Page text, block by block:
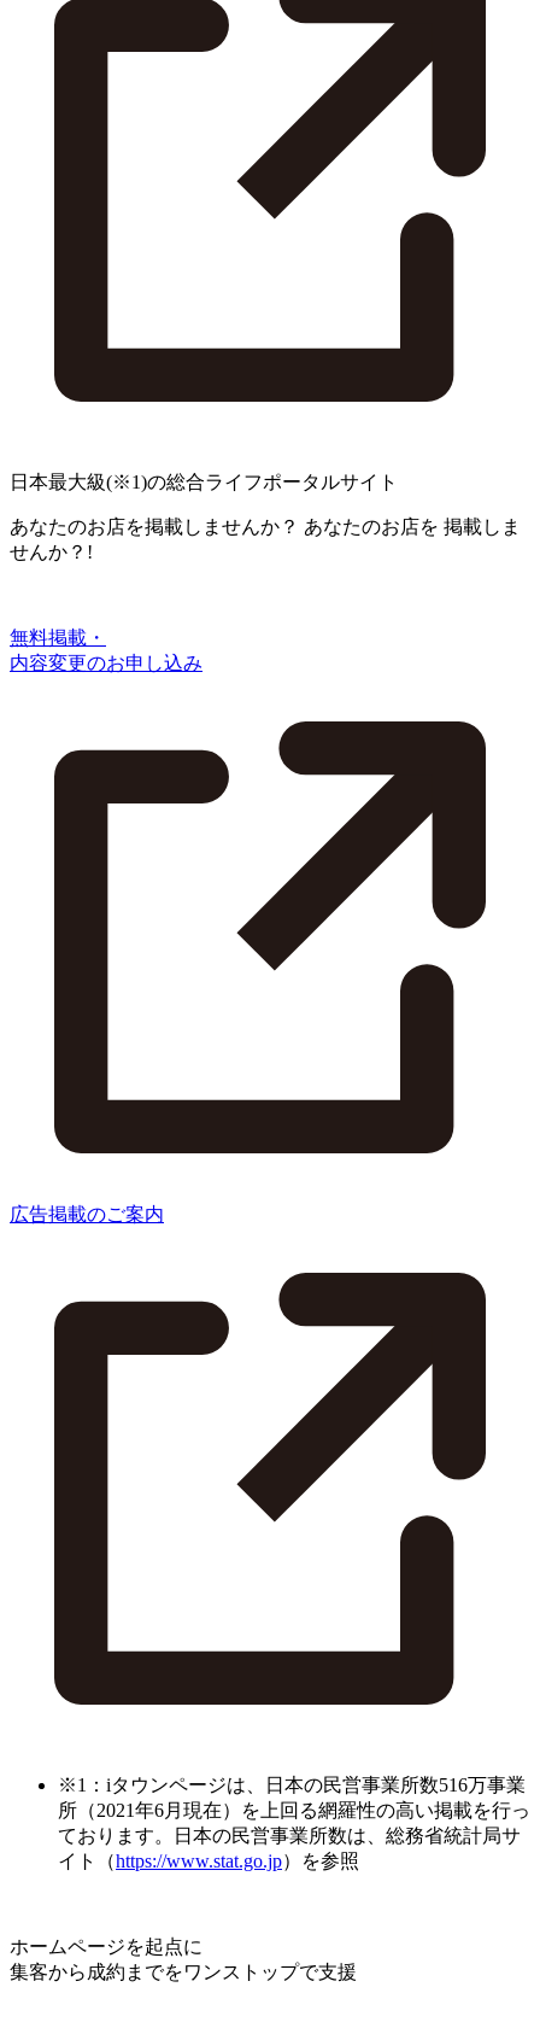
日本最大級(※1)の総合ライフポータルサイト
あなたのお店を掲載しませんか？ あなたのお店を 掲載しま
せんか？!
無料掲載・
内容変更のお申し込み
広告掲載のご案内
※1：iタウンページは、日本の民営事業所数516万事業
所（2021年6月現在）を上回る網羅性の高い掲載を行っ
ております。日本の民営事業所数は、総務省統計局サ
イト（https://www.stat.go.jp）を参照
ホームページを起点に
集客から成約までをワンストップで支援